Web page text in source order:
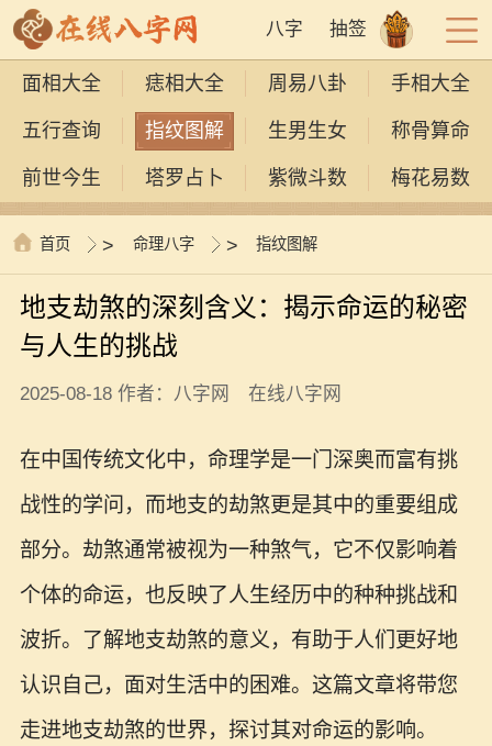
八字 抽签
面相大全 痣相大全 周易八卦 手相大全
五行查询 指纹图解 生男生女 称骨算命
前世今生 塔罗占卜 紫微斗数 梅花易数
首页 > 命理八字 > 指纹图解
地支劫煞的深刻含义：揭示命运的秘密
与人生的挑战
2025-08-18 作者：八字网 在线八字网
在中国传统文化中，命理学是一门深奥而富有挑
战性的学问，而地支的劫煞更是其中的重要组成
部分。劫煞通常被视为一种煞气，它不仅影响着
个体的命运，也反映了人生经历中的种种挑战和
波折。了解地支劫煞的意义，有助于人们更好地
认识自己，面对生活中的困难。这篇文章将带您
走进地支劫煞的世界，探讨其对命运的影响。